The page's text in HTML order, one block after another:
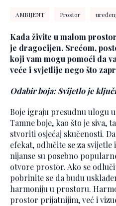
AMBIJENT Prostor
Kada živite u malom
je dragocijen. Srećom,
koji vam mogu pomoći da
veće i svjetlije nego što
Odabir boja: Svijetlo je
Boje igraju presudnu ulogu
Tamne boje, kao što je siva,
stvoriti osjećaj skučenosti.
efekat, odlučite se za svijetle
nijanse su posebno
otvore prostor. Ako se
pobrinite se da budu
harmoniju u prostoru.
prostor prijatnijim, već i